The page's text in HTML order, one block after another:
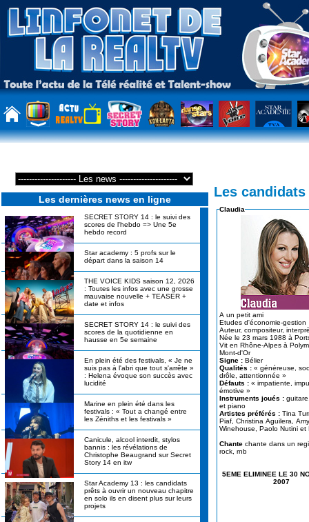
Les dernières news en ligne
SECRET STORY 14 : le suivi des
scores de l'hebdo => Une 5e
hebdo record
Star academy : 5 profs sur le
départ dans la saison 14
THE VOICE KIDS saison 12, 2026
: Toutes les infos avec une grosse
mauvaise nouvelle + TEASER +
date et infos
SECRET STORY 14 : le suivi des
scores de la quotidienne en
hausse en 5e semaine
En plein été des festivals, « Je ne
suis pas à l'abri que tout s'arrête »
: Helena évoque son succès avec
lucidité
Marine en plein été dans les
festivals : « Tout a changé entre
les Zéniths et les festivals »
Canicule, alcool interdit, stylos
bannis : les révélations de
Christophe Beaugrand sur Secret
Story 14 en itw
Star Academy 13 : les candidats
prêts à ouvrir un nouveau chapitre
en solo ils en disent plus sur leurs
projets
Les
Claudia
A un petit ami
Etudes d'économie-gestion
Auteur, compositeur,
Née le 23 mars 1988 à
Vit en Rhône-Alpes à Polymieux au
Mont-d'Or
Signe : Bélier
Qualités : « généreuse,
drôle, attentionnée »
Défauts : « impatiente,
émotive »
Instruments joués :
et piano
Artistes préférés : Tina
Piaf, Christina Aguilera, Amy
Winehouse, Paolo Nutini et
Chante chante dans un
rock, rnb
5EME ELIMINEE LE 30
2007